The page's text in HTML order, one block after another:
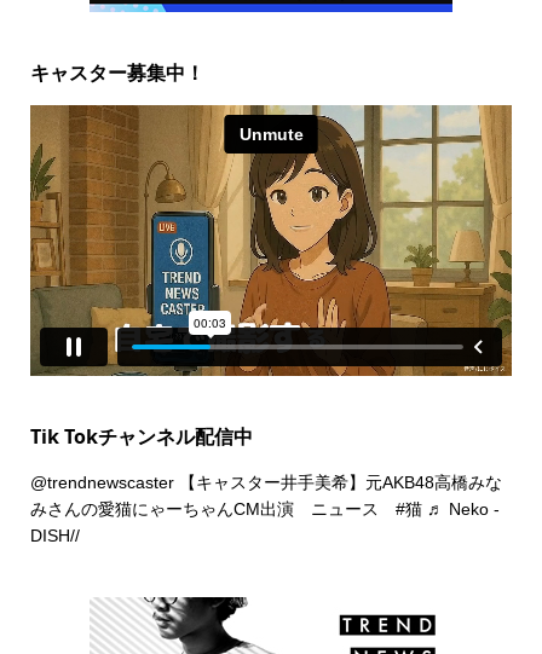
キャスター募集中！
Tik Tokチャンネル配信中
@trendnewscaster【キャスター井手美希】元AKB48高橋みな
みさんの愛猫にゃーちゃんCM出演 ニュース #猫 ♬ Neko -
DISH//